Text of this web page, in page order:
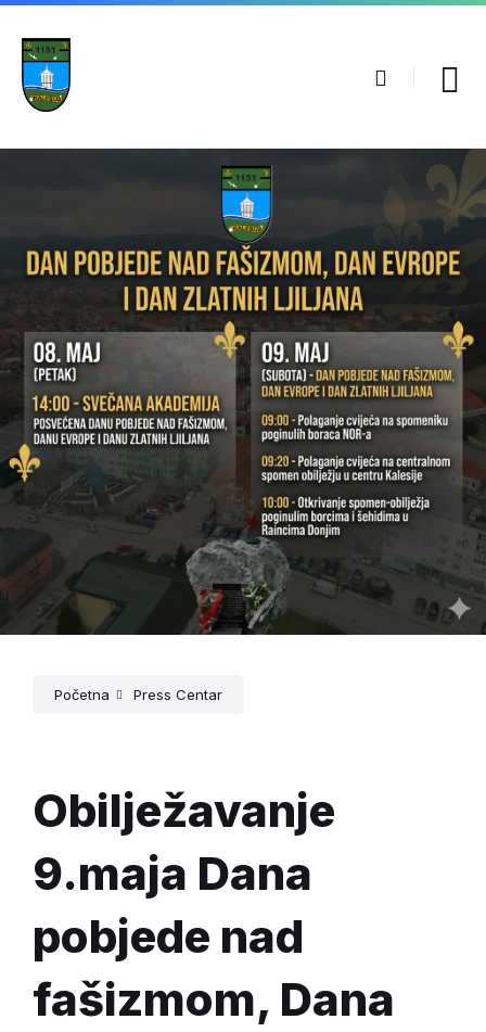
Početna Press Centar
Obilježavanje
9.maja Dana
pobjede nad
fašizmom, Dana